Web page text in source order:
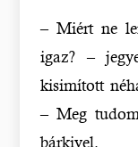
– Miért ne
igaz? –
kisimított
– Meg
bárkivel.